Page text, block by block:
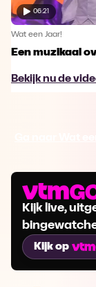
06:21
Wat een Jaar!
Een muzikaal
Bekijk nu de
Kijk live,
Kijk op